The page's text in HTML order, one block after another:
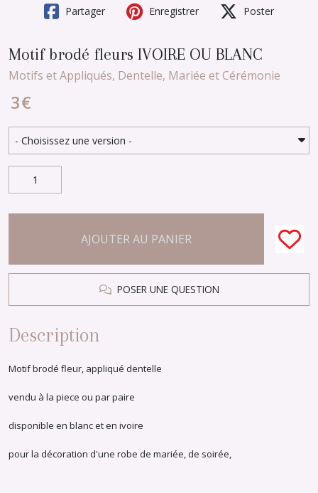
Partager Enregistrer Poster
Motif brodé fleurs IVOIRE OU BLANC
Motifs et Appliqués, Dentelle, Mariée et Cérémonie
3€
AJOUTER AU PANIER
POSER UNE QUESTION
Description
Motif brodé fleur, appliqué dentelle
vendu à la piece ou par paire
disponible en blanc et en ivoire
pour la décoration d'une robe de mariée, de soirée,